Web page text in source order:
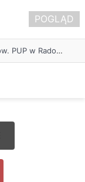
Około 90 tys. zł na szkolenia pracowników. PUP w Radomsku ogłasza nabór wniosków
POGLĄD